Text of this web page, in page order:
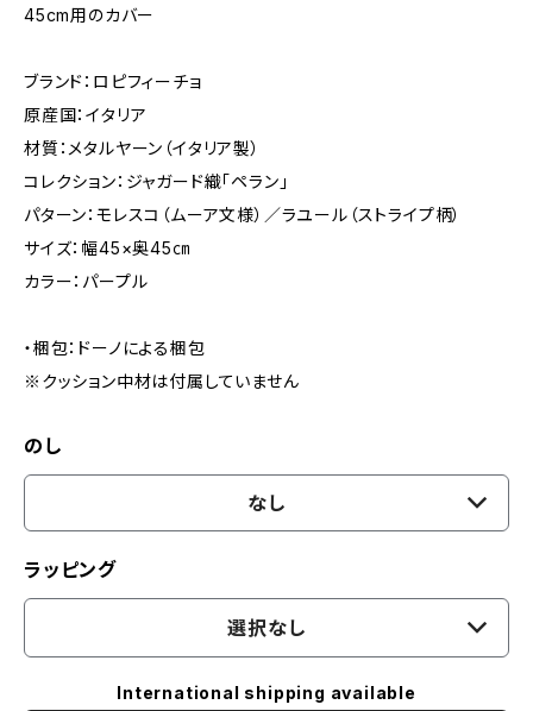
45cm用のカバー
ブランド：ロピフィーチョ
原産国：イタリア
材質：メタルヤーン（イタリア製）
コレクション：ジャガード織「ペラン」
パターン：モレスコ（ムーア文様）／ラユール（ストライプ柄）
サイズ：幅45×奥45㎝
カラー：パープル
・梱包：ドーノによる梱包
※クッション中材は付属していません
のし
なし
ラッピング
選択なし
International shipping available